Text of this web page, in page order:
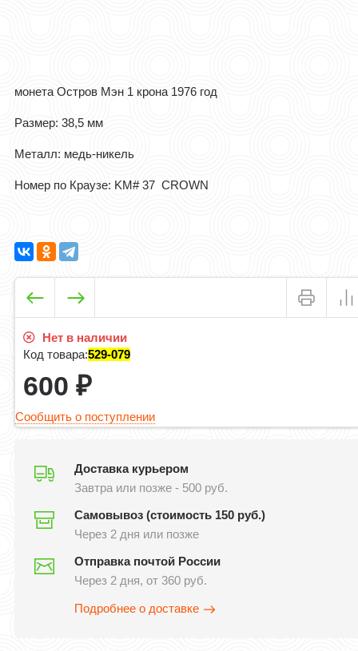
монета Остров Мэн 1 крона 1976 год
Размер: 38,5 мм
Металл: медь-никель
Номер по Краузе: KM# 37 CROWN
Нет в наличии
Код товара:529-079
600₽
Сообщить о поступлении
Доставка курьером
Завтра или позже - 500 руб.
Самовывоз (стоимость 150 руб.)
Через 2 дня или позже
Отправка почтой России
Через 2 дня, от 360 руб.
Подробнее о доставке